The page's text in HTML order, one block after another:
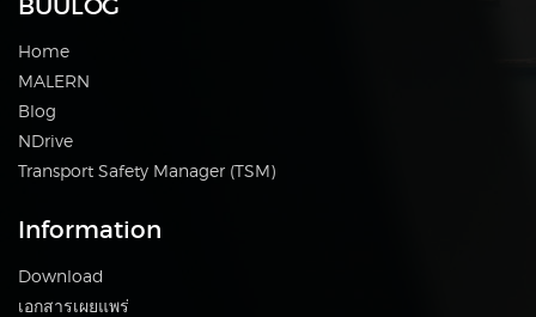
BUULOG
Home
MALERN
Blog
NDrive
Transport Safety Manager (TSM)
Information
Download
เอกสารเผยแพร่